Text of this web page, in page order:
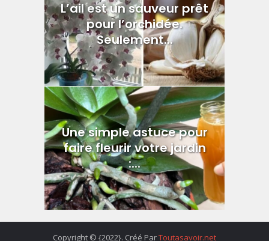
L’ail est un sauveur prêt
pour l’orchidée.
Seulement...
Une simple astuce pour
faire fleurir votre jardin
:...
Copyright © {2022}. Créé ParToutasavoir.net